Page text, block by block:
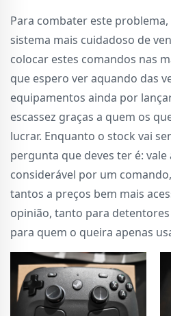
Para combater este
sistema mais cuidadoso de
colocar estes comandos nas
que espero ver aquando das
equipamentos ainda por
escassez graças a quem os
lucrar. Enquanto o stock vai
pergunta que deves ter é:
considerável por um
tantos a preços bem mais
opinião, tanto para
para quem o queira apenas